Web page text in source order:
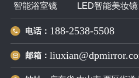
智能浴室镜 LED智能美妆镜
电话： 188-2538-5508
邮箱：